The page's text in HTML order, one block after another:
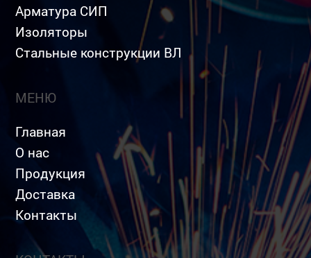
Арматура СИП
Изоляторы
Стальные конструкции ВЛ
МЕНЮ
Главная
О нас
Продукция
Доставка
Контакты